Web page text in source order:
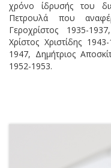
χρόνο ίδρυσής του
Πετρουλά που
Γεροχρίστος 1935-
Χρίστος Χριστίδης
1947, Δημήτριος
1952-1953.